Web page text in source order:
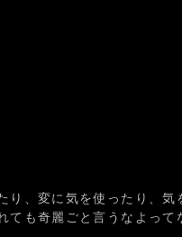
、変に気を使ったり、
も奇麗ごと言うなよって